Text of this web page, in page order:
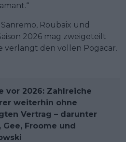
Roubaix und
2026 mag zweigeteilt
verlangt den vollen Pogacar.
vor 2026: Zahlreiche
weiterhin ohne
Vertrag – darunter
Gee, Froome und